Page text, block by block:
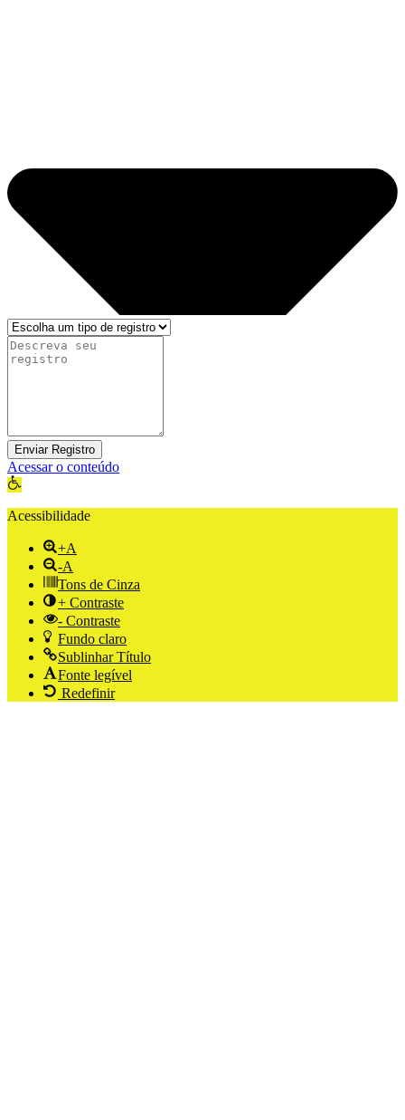
Enviar Registro
Acessar o conteúdo
Abrir a barra de ferramentas
Acessibilidade
+A
-A
Tons de Cinza
+ Contraste
- Contraste
Fundo claro
Sublinhar Título
Fonte legível
Redefinir